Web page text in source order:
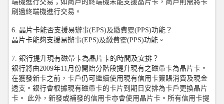
端機進行交易；如商戶的終端機未能支援晶片卡，商戶則需將卡
刷過終端機進行交易。
6. 晶片卡能否支援易辦事(EPS)及繳費靈(PPS)功能？
晶片卡能夠支援易辦事(EPS)及繳費靈(PPS)功能。
7. 銀行提升現有磁帶卡為晶片卡的時間及安排？
銀行將由2009年11月份開始分階段提升現有之磁帶卡為晶片卡。
在獲發新卡之前，卡戶仍可繼續使用現有信用卡簽賬消費及現金
透支。銀行會根據現有磁帶卡的卡片到期日安排為卡戶更換晶片
卡。 此外，新發或補發的信用卡亦會使用晶片卡。所有信用卡提